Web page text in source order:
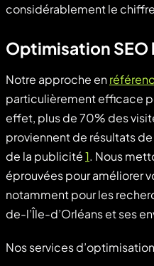
considérablement le
Optimisation SEO
Notre approche en
particulièrement efficace
effet, plus de 70% des
proviennent de résultats
de la publicité1. Nous
éprouvées pour améliorer
notamment pour les
de-l’Île-d’Orléans et ses
Nos services